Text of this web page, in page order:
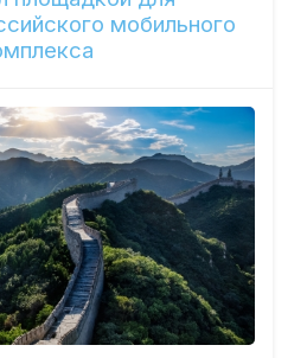
мобильного